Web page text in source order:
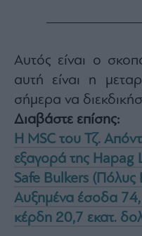
Αυτός είναι ο
αυτή είναι η
σήμερα να
Διαβάστε επίσης:
Η MSC του Τζ.
εξαγορά της Hapag
Safe Bulkers
Αυξημένα έσοδα 74,
κέρδη 20,7 εκατ.